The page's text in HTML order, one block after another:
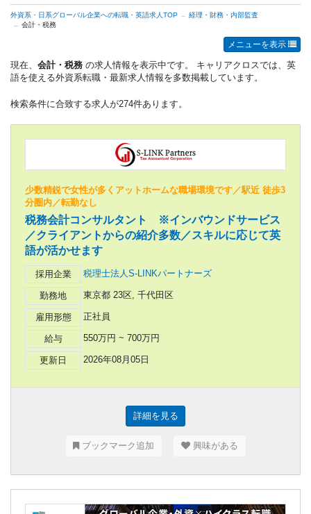
外資系・日系グローバル企業への転職・英語求人TOP
経理・財務・内部監査
会計・税務
メニューを表示
現在、 会計・税務 の求人情報を表示中です。 キャリアクロスでは、英
語を使える外資系転職・最新求人情報を多数掲載しています。
検索条件に合致する求人が274件あります。
少数精鋭で女性が多くアットホームな職場環境です／駅近 徒歩3
分圏内／転勤なし
税務会計コンサルタント ※インバウンドサービス
／クライアントからの紹介多数／スキルに応じて英
語が活かせます
採用企業 税理士法人S-LINKパートナーズ
勤務地 東京都 23区, 千代田区
雇用形態 正社員
給与 550万円 ~ 700万円
更新日 2026年08月05日
詳細を見る
ブックマーク追加 興味がある